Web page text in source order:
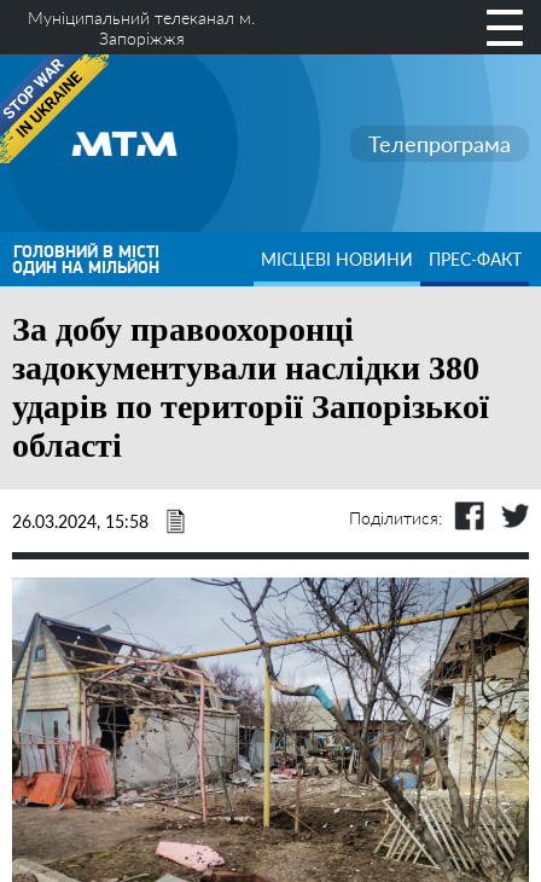
Муніципальний телеканал м.
Запоріжжя
Телепрограма
ГОЛОВНИЙ В МІСТІ
ОДИН НА МІЛЬЙОН МІСЦЕВІ НОВИНИ ПРЕС-ФАКТ
За добу правоохоронці
задокументували наслідки 380
ударів по території Запорізької
області
26.03.2024, 15:58 Поділитися: